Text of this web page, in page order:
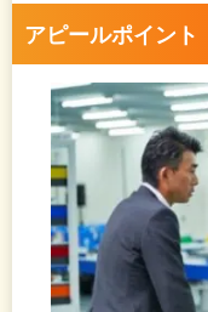
下で必ず反応が
が、場所にこだ
い、知名度の高さ
優先。自身の成
く過程を体感し
アピールポイント